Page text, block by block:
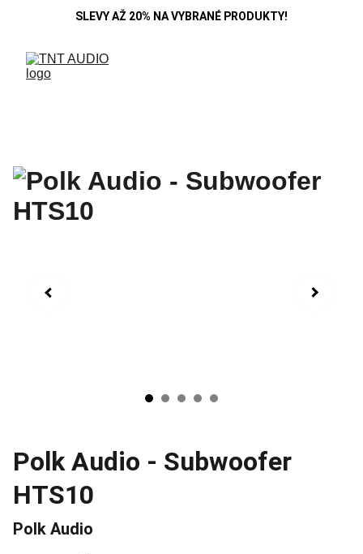
SLEVY AŽ 20% NA VYBRANÉ PRODUKTY!
Polk Audio - Subwoofer
HTS10
Polk Audio